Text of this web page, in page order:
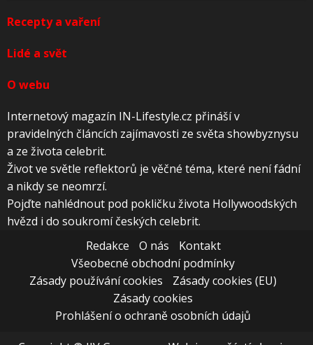
Recepty a vaření
Lidé a svět
O webu
Internetový magazín IN-Lifestyle.cz přináší v
pravidelných článcích zajímavosti ze světa showbyznysu
a ze života celebrit.
Život ve světle reflektorů je věčné téma, které není fádní
a nikdy se neomrzí.
Pojďte nahlédnout pod pokličku života Hollywoodských
hvězd i do soukromí českých celebrit.
Redakce
O nás
Kontakt
Všeobecné obchodní podmínky
Zásady používání cookies
Zásady cookies (EU)
Zásady cookies
Prohlášení o ochraně osobních údajů